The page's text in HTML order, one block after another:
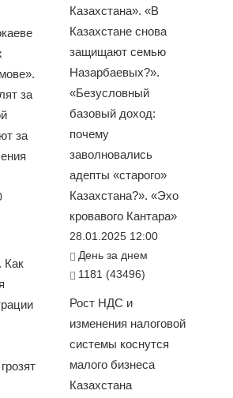
за
за
Как
Казахстана». «В
Казахстане снова
защищают семью
Назарбаевых?».
«Безусловный
базовый доход:
почему
заволновались
адепты «старого»
Казахстана?». «Эхо
кровавого Кантара»
28.01.2025 12:00
День за днем
1181 (43496)
Рост НДС и
изменения налоговой
системы коснутся
малого бизнеса
Казахстана